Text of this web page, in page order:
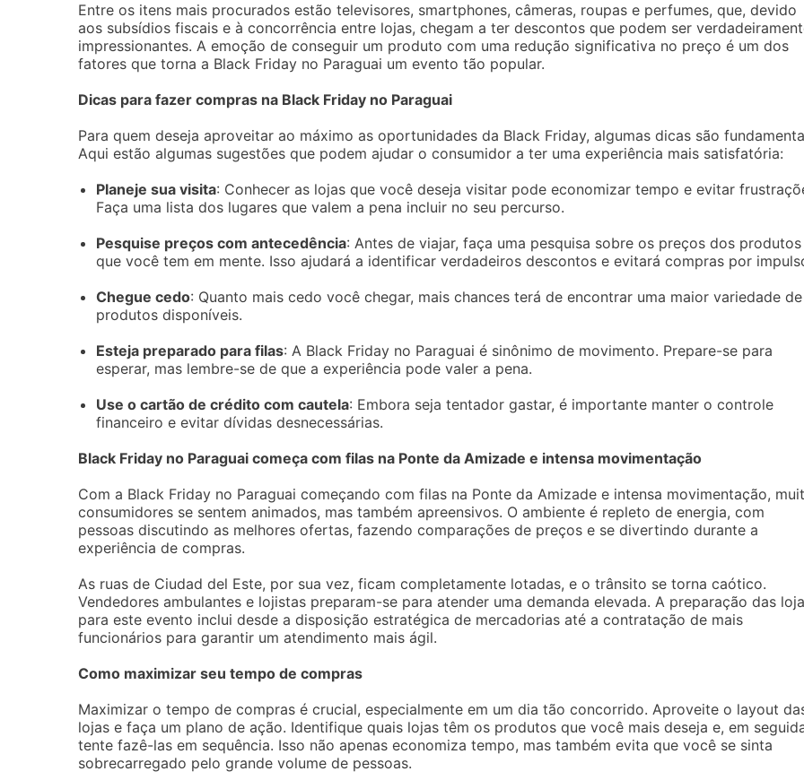
Entre os itens mais procurados estão televisores, smartphones, câmeras, roupas e perfumes, que, devido
aos subsídios fiscais e à concorrência entre lojas, chegam a ter descontos que podem ser
impressionantes. A emoção de conseguir um produto com uma redução significativa no preço é um dos
fatores que torna a Black Friday no Paraguai um evento tão popular.
Dicas para fazer compras na Black Friday no Paraguai
Para quem deseja aproveitar ao máximo as oportunidades da Black Friday, algumas dicas são
Aqui estão algumas sugestões que podem ajudar o consumidor a ter uma experiência mais satisfatória:
Planeje sua visita: Conhecer as lojas que você deseja visitar pode economizar tempo e evitar
Faça uma lista dos lugares que valem a pena incluir no seu percurso.
Pesquise preços com antecedência: Antes de viajar, faça uma pesquisa sobre os preços dos produtos
que você tem em mente. Isso ajudará a identificar verdadeiros descontos e evitará compras por
Chegue cedo: Quanto mais cedo você chegar, mais chances terá de encontrar uma maior variedade de
produtos disponíveis.
Esteja preparado para filas: A Black Friday no Paraguai é sinônimo de movimento. Prepare-se para
esperar, mas lembre-se de que a experiência pode valer a pena.
Use o cartão de crédito com cautela: Embora seja tentador gastar, é importante manter o controle
financeiro e evitar dívidas desnecessárias.
Black Friday no Paraguai começa com filas na Ponte da Amizade e intensa movimentação
Com a Black Friday no Paraguai começando com filas na Ponte da Amizade e intensa movimentação,
consumidores se sentem animados, mas também apreensivos. O ambiente é repleto de energia, com
pessoas discutindo as melhores ofertas, fazendo comparações de preços e se divertindo durante a
experiência de compras.
As ruas de Ciudad del Este, por sua vez, ficam completamente lotadas, e o trânsito se torna caótico.
Vendedores ambulantes e lojistas preparam-se para atender uma demanda elevada. A preparação das
para este evento inclui desde a disposição estratégica de mercadorias até a contratação de mais
funcionários para garantir um atendimento mais ágil.
Como maximizar seu tempo de compras
Maximizar o tempo de compras é crucial, especialmente em um dia tão concorrido. Aproveite o layout
lojas e faça um plano de ação. Identifique quais lojas têm os produtos que você mais deseja e, em
tente fazê-las em sequência. Isso não apenas economiza tempo, mas também evita que você se sinta
sobrecarregado pelo grande volume de pessoas.